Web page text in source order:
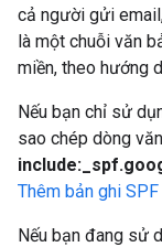
cả người gửi
là một chuỗi văn
miền, theo hướng
Nếu bạn chỉ sử
sao chép dòng
Thêm bản ghi
Nếu bạn đang sử